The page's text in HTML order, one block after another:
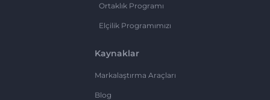
Ortaklık Programı
Elçilik Programımızı
Kaynaklar
Markalaştırma Araçları
Blog